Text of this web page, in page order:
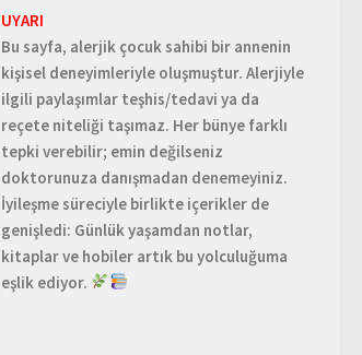
UYARI
Bu sayfa, alerjik çocuk sahibi bir annenin
kişisel deneyimleriyle oluşmuştur. Alerjiyle
ilgili paylaşımlar teşhis/tedavi ya da
reçete niteliği taşımaz. Her bünye farklı
tepki verebilir; emin değilseniz
doktorunuza danışmadan denemeyiniz.
İyileşme süreciyle birlikte içerikler de
genişledi: Günlük yaşamdan notlar,
kitaplar ve hobiler artık bu yolculuğuma
eşlik ediyor.